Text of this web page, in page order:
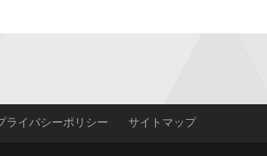
ライバシーポリシー サイトマップ